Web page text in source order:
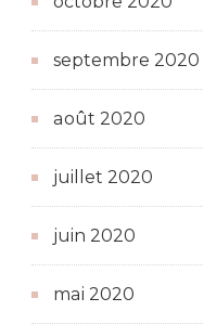
septembre 2020
août 2020
juillet 2020
juin 2020
mai 2020